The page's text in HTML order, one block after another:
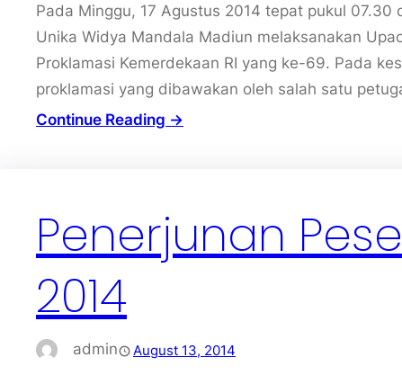
Pada Minggu, 17 Agustus 2014 tepat pukul
Unika Widya Mandala Madiun melaksanakan
Proklamasi Kemerdekaan RI yang ke-69. Pada
proklamasi yang dibawakan oleh salah satu
Continue Reading →
Penerjunan
2014
admin August 13, 2014